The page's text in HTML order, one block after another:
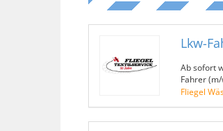
Lkw-
Ab sofort
Fahrer
Fliegel